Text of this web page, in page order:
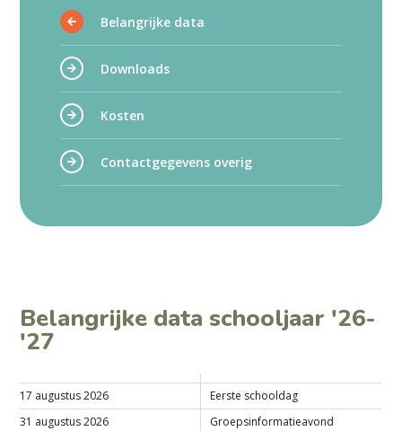
Belangrijke data
Downloads
Kosten
Contactgegevens overig
Belangrijke data schooljaar '26-
'27
17 augustus 2026
Eerste schooldag
31 augustus 2026
Groepsinformatieavond